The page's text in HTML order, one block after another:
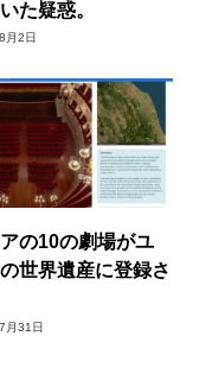
た疑惑。
月2日
の10の劇場がユ
世界遺産に登録さ
月31日